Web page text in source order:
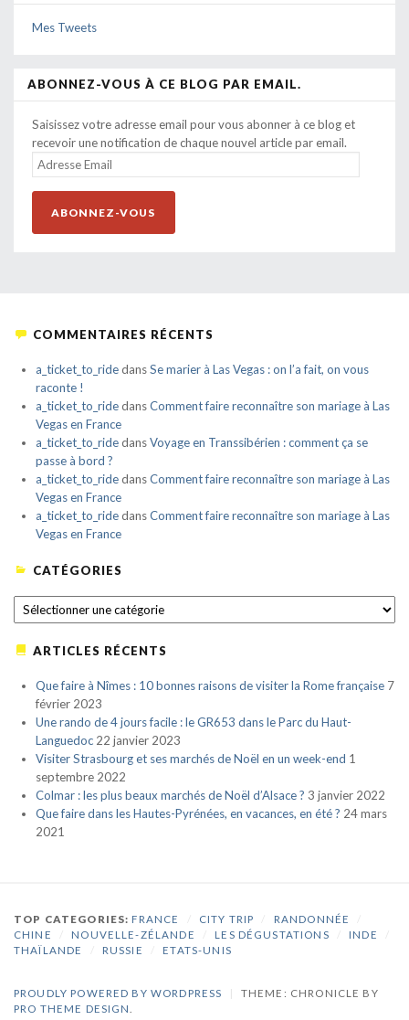
Mes Tweets
ABONNEZ-VOUS À CE BLOG PAR EMAIL.
Saisissez votre adresse email pour vous abonner à ce blog et
recevoir une notification de chaque nouvel article par email.
ADRESSE
EMAIL
ABONNEZ-VOUS
COMMENTAIRES RÉCENTS
a_ticket_to_ridedansSe marier à Las Vegas : on l’a fait, on vous
raconte !
a_ticket_to_ridedansComment faire reconnaître son mariage à Las
Vegas en France
a_ticket_to_ridedansVoyage en Transsibérien : comment ça se
passe à bord ?
a_ticket_to_ridedansComment faire reconnaître son mariage à Las
Vegas en France
a_ticket_to_ridedansComment faire reconnaître son mariage à Las
Vegas en France
CATÉGORIES
CATÉGORIES
ARTICLES RÉCENTS
Que faire à Nîmes : 10 bonnes raisons de visiter la Rome française 7
février 2023
Une rando de 4 jours facile : le GR653 dans le Parc du Haut-
Languedoc 22 janvier 2023
Visiter Strasbourg et ses marchés de Noël en un week-end 1
septembre 2022
Colmar : les plus beaux marchés de Noël d’Alsace ? 3 janvier 2022
Que faire dans les Hautes-Pyrénées, en vacances, en été ? 24 mars
2021
TOP CATEGORIES:FRANCE CITY TRIP RANDONNÉE
CHINE
NOUVELLE-ZÉLANDE LES DÉGUSTATIONS INDE
THAÏLANDE
RUSSIE ETATS-UNIS
PROUDLY POWERED BY WORDPRESS
THEME: CHRONICLE BY
PRO THEME DESIGN